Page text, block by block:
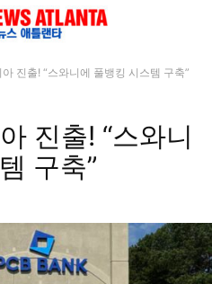
진출! “스와니에 풀뱅킹 시스템 구축”
진출! “스와니
구축”